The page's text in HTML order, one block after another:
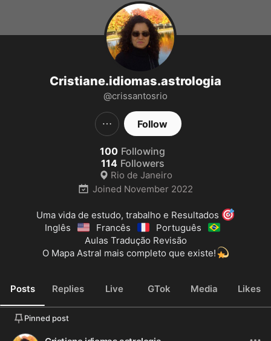
Cristiane.idiomas.astrologia
@crissantosrio
Follow
100 Following
114 Followers
Rio de Janeiro
Joined November 2022
Uma vida de estudo, trabalho e Resultados 🎯
Inglês 🇺🇸 Francês 🇫🇷 Português 🇧🇷
Aulas Tradução Revisão
O Mapa Astral mais completo que existe!💫
Posts Replies Live GTok Media Likes
Pinned post